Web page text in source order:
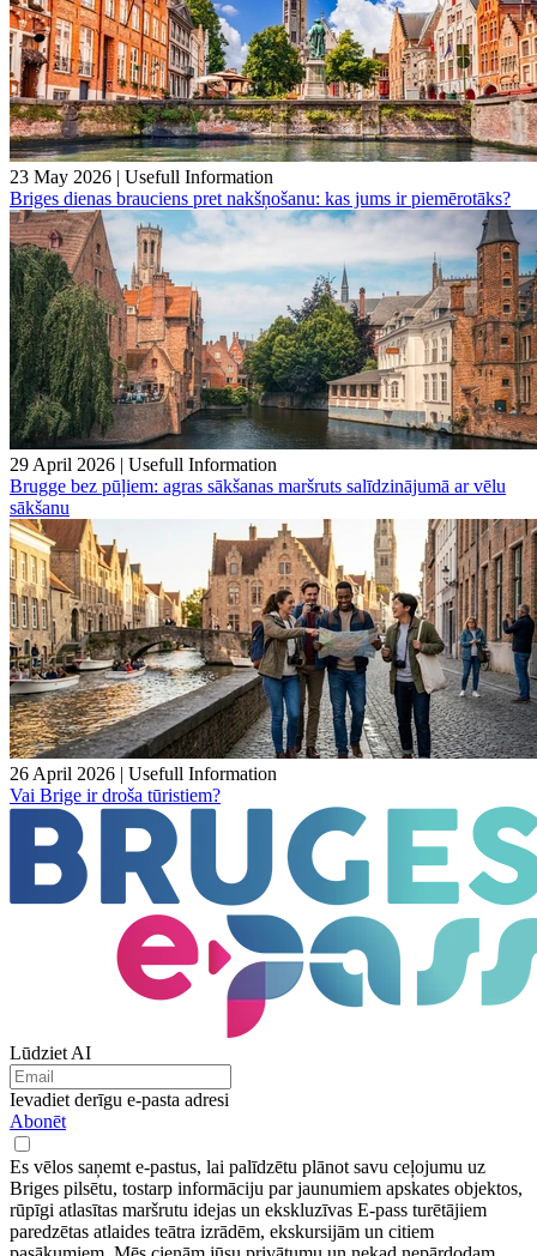
23 May 2026 | Usefull Information
Briges dienas brauciens pret nakšņošanu: kas jums ir piemērotāks?
29 April 2026 | Usefull Information
Brugge bez pūļiem: agras sākšanas maršruts salīdzinājumā ar vēlu
sākšanu
26 April 2026 | Usefull Information
Vai Brige ir droša tūristiem?
Lūdziet AI
Ievadiet derīgu e-pasta adresi
Abonēt
Es vēlos saņemt e-pastus, lai palīdzētu plānot savu ceļojumu uz
Briges pilsētu, tostarp informāciju par jaunumiem apskates objektos,
rūpīgi atlasītas maršrutu idejas un ekskluzīvas E-pass turētājiem
paredzētas atlaides teātra izrādēm, ekskursijām un citiem